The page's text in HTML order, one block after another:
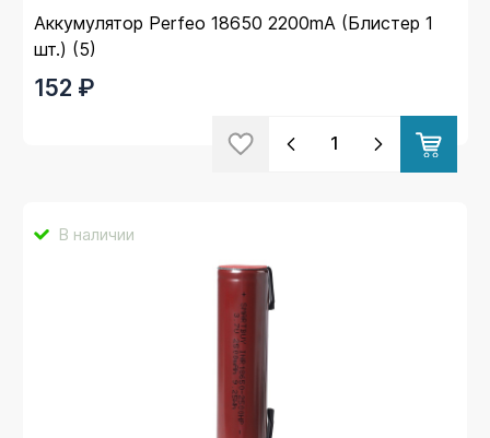
Аккумулятор Perfeo 18650 2200mA (Блистер 1
шт.) (5)
152 ₽
В наличии